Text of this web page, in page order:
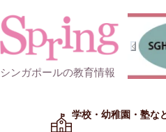
シンガポールの教育情報
学校・幼稚園・塾な